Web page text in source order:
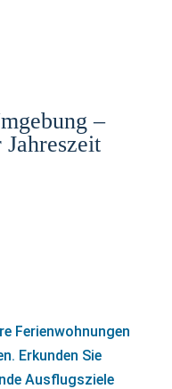
–
Ferienwohnungen
Erkunden Sie
Ausflugsziele